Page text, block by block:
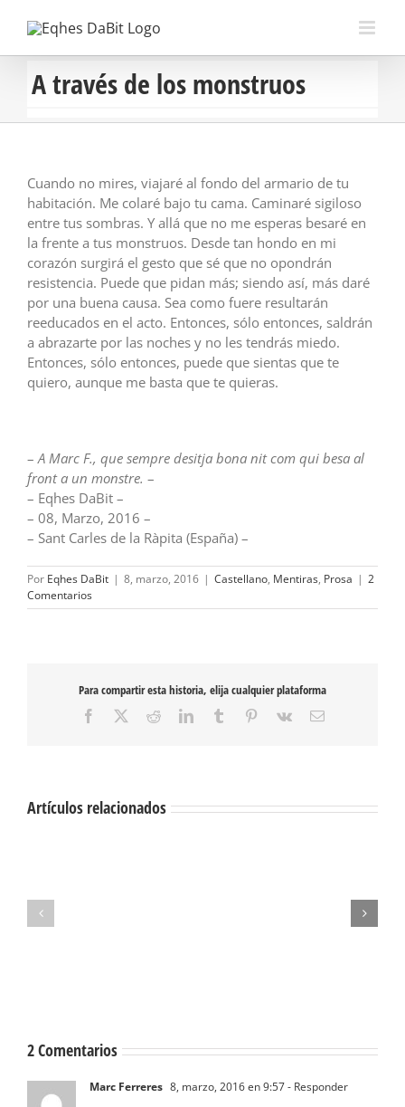
A través de los monstruos
Cuando no mires, viajaré al fondo del armario de tu
habitación. Me colaré bajo tu cama. Caminaré sigiloso
entre tus sombras. Y allá que no me esperas besaré en
la frente a tus monstruos. Desde tan hondo en mi
corazón surgirá el gesto que sé que no opondrán
resistencia. Puede que pidan más; siendo así, más daré
por una buena causa. Sea como fuere resultarán
reeducados en el acto. Entonces, sólo entonces, saldrán
a abrazarte por las noches y no les tendrás miedo.
Entonces, sólo entonces, puede que sientas que te
quiero, aunque me basta que te quieras.
–A Marc F., que sempre desitja bona nit com qui besa al
front a un monstre. –
– Eqhes DaBit –
– 08, Marzo, 2016 –
– Sant Carles de la Ràpita (España) –
Por Eqhes DaBit | 8, marzo, 2016 | Castellano, Mentiras, Prosa | 2
Comentarios
Para compartir esta historia, elija cualquier plataforma
Facebook RedditLinkedInTumblr Pinterest
Vk
Correo
Artículos relacionados
2 Comentarios
Marc Ferreres 8, marzo, 2016 en 9:57- Responder